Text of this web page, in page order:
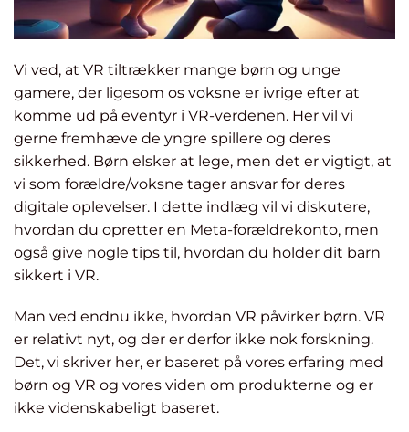
Vi ved, at VR tiltrækker mange børn og unge
gamere, der ligesom os voksne er ivrige efter at
komme ud på eventyr i VR-verdenen. Her vil vi
gerne fremhæve de yngre spillere og deres
sikkerhed. Børn elsker at lege, men det er vigtigt, at
vi som forældre/voksne tager ansvar for deres
digitale oplevelser. I dette indlæg vil vi diskutere,
hvordan du opretter en Meta-forældrekonto, men
også give nogle tips til, hvordan du holder dit barn
sikkert i VR.
Man ved endnu ikke, hvordan VR påvirker børn. VR
er relativt nyt, og der er derfor ikke nok forskning.
Det, vi skriver her, er baseret på vores erfaring med
børn og VR og vores viden om produkterne og er
ikke videnskabeligt baseret.